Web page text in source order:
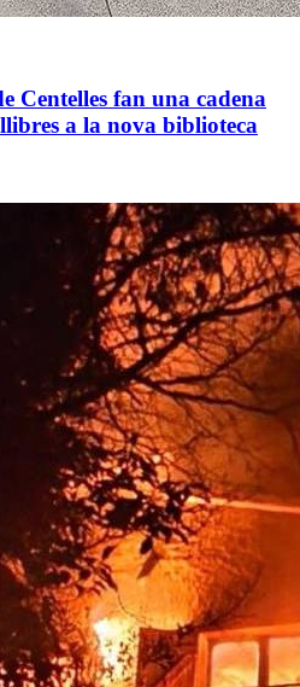
Centelles fan una cadena
a la nova biblioteca